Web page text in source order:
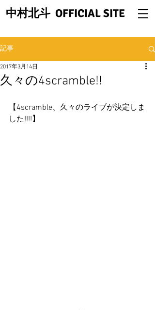
中村北斗 OFFICIAL SITE
記事
久々の4scramble!!
2017年3月14日
【4scramble、久々のライブが決定しま
した!!!!】